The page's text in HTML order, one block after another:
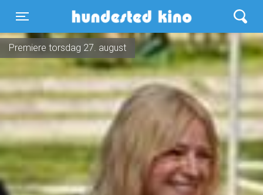
Toggle navigation
Hundested Kino
Premiere torsdag 27. august